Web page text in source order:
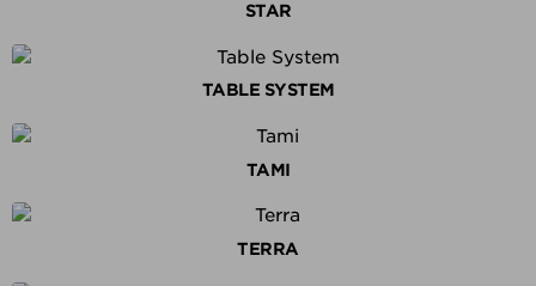
STAR
TABLE SYSTEM
TAMI
TERRA